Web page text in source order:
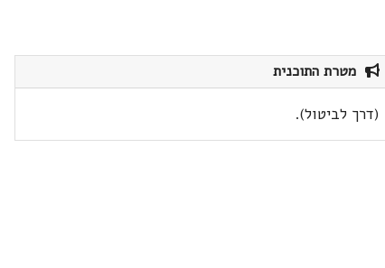
מטרת התוכנית
(דרך לביטול).